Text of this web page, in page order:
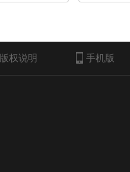
版权说明 手机版